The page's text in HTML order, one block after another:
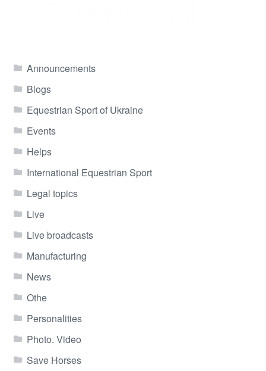
Announcements
Blogs
Equestrian Sport of Ukraine
Events
Helps
International Equestrian Sport
Legal topics
Live
Live broadcasts
Manufacturing
News
Othe
Personalities
Photo. Video
Save Horses